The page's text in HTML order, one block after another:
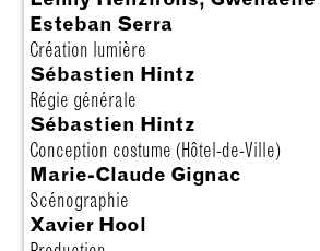
Esteban Serra
Création lumière
Sébastien Hintz
Régie générale
Sébastien Hintz
Conception costume (Hôtel-de-Ville)
Marie-Claude Gignac
Scénographie
Xavier Hool